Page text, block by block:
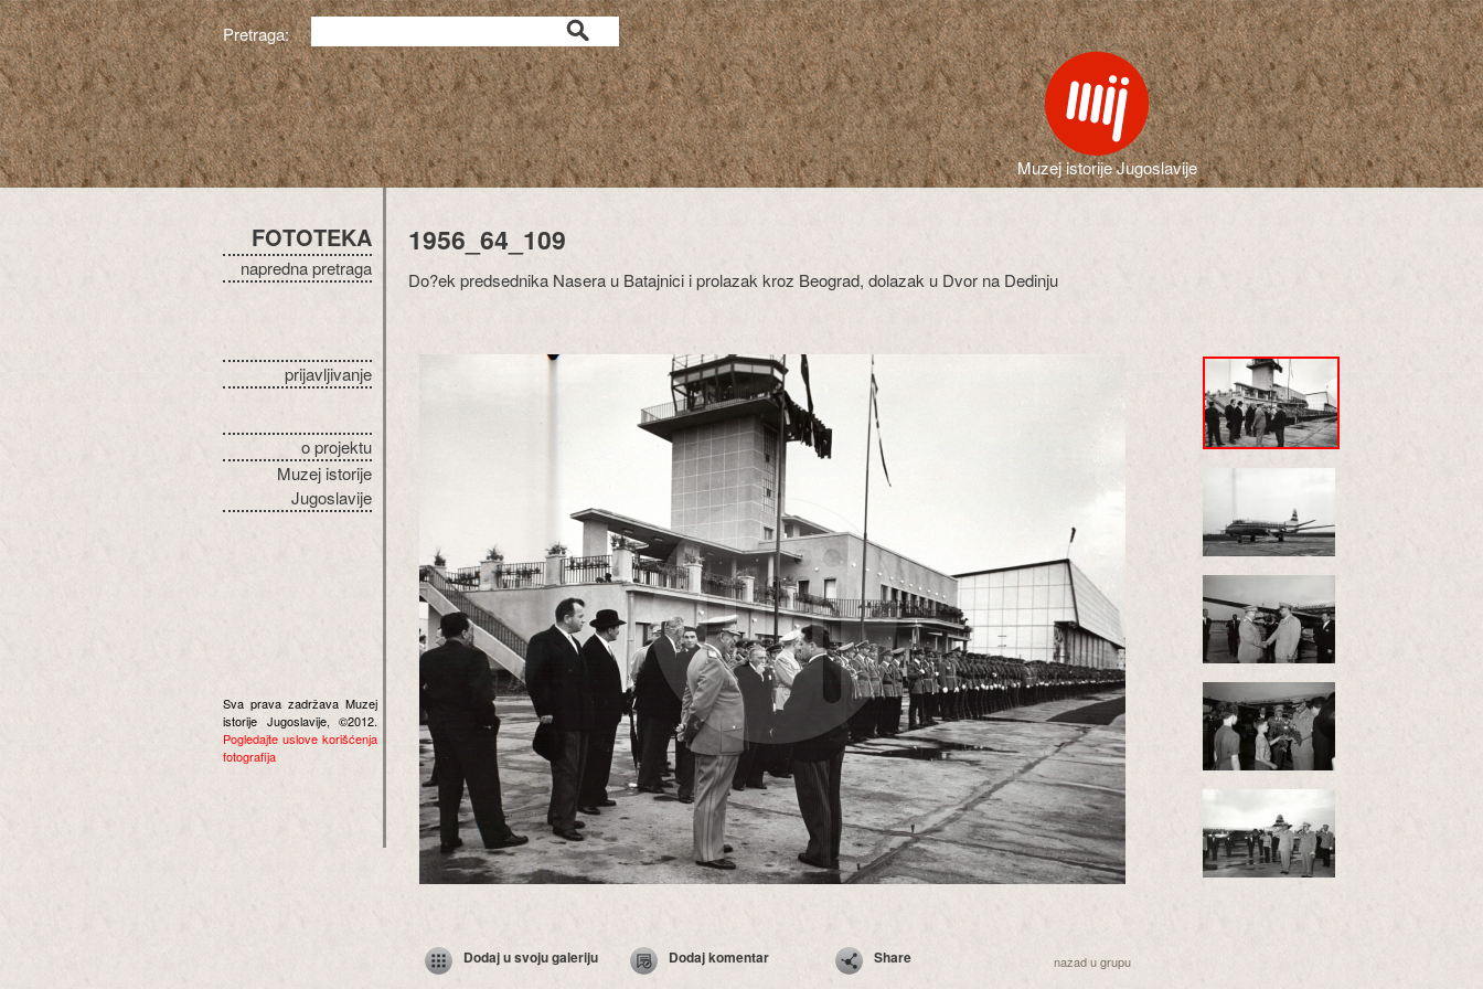
Pretraga:
Muzej istorije Jugoslavije
FOTOTEKA
napredna pretraga
prijavljivanje
o projektu
Muzej istorije
Jugoslavije
Sva prava zadržava Muzej
istorije Jugoslavije, ©2012.
Pogledajte uslove korišćenja
fotografija
1956_64_109
Do?ek predsednika Nasera u Batajnici i prolazak kroz Beograd, dolazak u Dvor na Dedinju
Dodaj u svoju galeriju Dodaj komentar Share nazad u grupu